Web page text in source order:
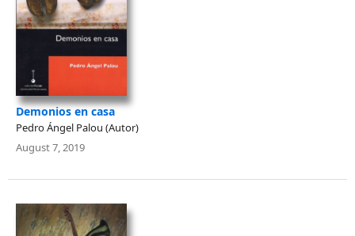
Demonios en casa
Pedro Ángel Palou (Autor)
August 7, 2019